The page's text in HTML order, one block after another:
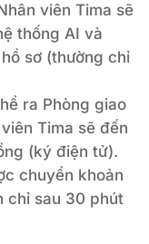
viên Tima sẽ
thống AI và
sơ (thường chỉ
ra Phòng giao
Tima sẽ đến
(ký điện tử).
chuyển khoản
chỉ sau 30 phút